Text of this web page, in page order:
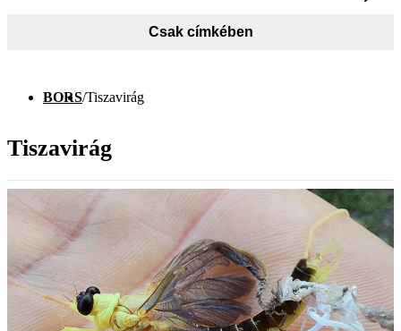
Csak címkében
BORS/Tiszavirág
Tiszavirág